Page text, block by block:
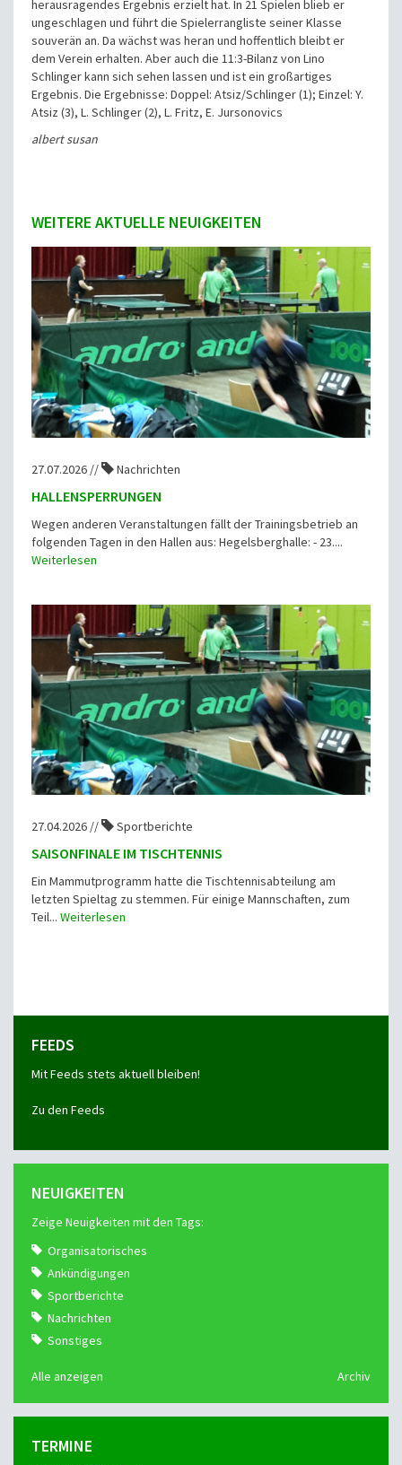
herausragendes Ergebnis erzielt hat. In 21 Spielen blieb er
ungeschlagen und führt die Spielerrangliste seiner Klasse
souverän an. Da wächst was heran und hoffentlich bleibt er
dem Verein erhalten. Aber auch die 11:3-Bilanz von Lino
Schlinger kann sich sehen lassen und ist ein großartiges
Ergebnis. Die Ergebnisse: Doppel: Atsiz/Schlinger (1); Einzel: Y.
Atsiz (3), L. Schlinger (2), L. Fritz, E. Jursonovics
albert susan
WEITERE AKTUELLE NEUIGKEITEN
27.07.2026 // Nachrichten
HALLENSPERRUNGEN
Wegen anderen Veranstaltungen fällt der Trainingsbetrieb an
folgenden Tagen in den Hallen aus: Hegelsberghalle: - 23....
Weiterlesen
27.04.2026 // Sportberichte
SAISONFINALE IM TISCHTENNIS
Ein Mammutprogramm hatte die Tischtennisabteilung am
letzten Spieltag zu stemmen. Für einige Mannschaften, zum
Teil... Weiterlesen
FEEDS
Mit Feeds stets aktuell bleiben!
Zu den Feeds
NEUIGKEITEN
Zeige Neuigkeiten mit den Tags:
Organisatorisches
Ankündigungen
Sportberichte
Nachrichten
Sonstiges
Alle anzeigen Archiv
TERMINE